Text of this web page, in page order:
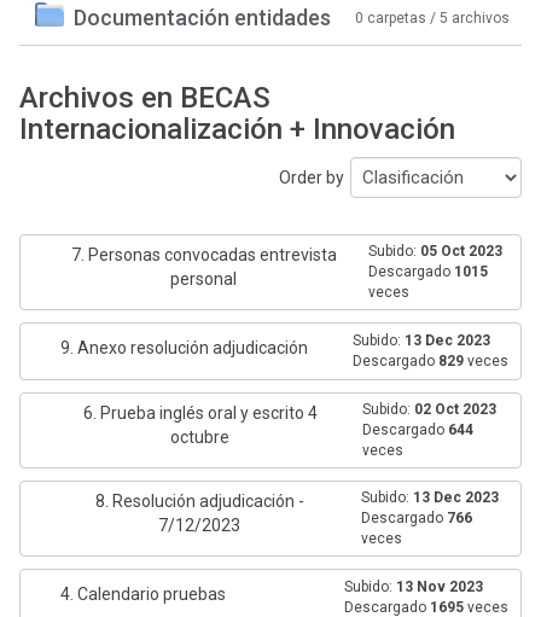
Documentación entidades 0 carpetas / 5 archivos
Archivos en BECAS
Internacionalización + Innovación
Order by
7. Personas convocadas entrevista
personal
Subido: 05 Oct 2023
Descargado 1015
veces
9. Anexo resolución adjudicación Subido: 13 Dec 2023
Descargado 829 veces
6. Prueba inglés oral y escrito 4
octubre
Subido: 02 Oct 2023
Descargado 644
veces
8. Resolución adjudicación -
7/12/2023
Subido: 13 Dec 2023
Descargado 766
veces
4. Calendario pruebas Subido: 13 Nov 2023
Descargado 1695 veces